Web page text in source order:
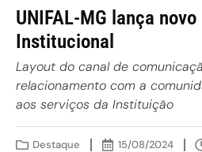
UNIFAL-MG lança novo
Institucional
Layout do canal de
relacionamento com a
aos serviços da Instituição
Destaque 15/08/2024